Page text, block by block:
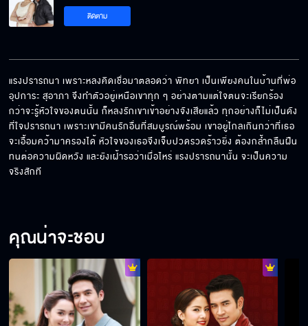
ติดตาม
แรงปรารถนา เพราะหลงคิดเชื่อมาตลอดว่า พิทยา เป็นเพียงคนในบ้านที่พ่อ
อุปการะ สุอาภา จึงทำตัวอยู่เหนือเขาทุก ๆ อย่างตามแต่ใจตนจะเรียกร้อง
กว่าจะรู้หัวใจของตนนั้น ก็หลงรักเขาเข้าอย่างจังเสียแล้ว ทุกอย่างก็ไม่เป็นดัง
ที่ใจปรารถนา เพราะเขามีคนรักอื่นที่สมบูรณ์พร้อม เขาอยู่ไกลเกินกว่าที่เธอ
จะเอื้อมคว้ามาครองได้ หัวใจของเธอจึงเจ็บปวดรวดร้าวยิ่ง ต้องกล้ำกลืนฝืน
ทนต่อความผิดหวัง และยังเฝ้ารอว่าเมื่อไหร่ แรงปรารถนานั้น จะเป็นความ
จริงสักที
คุณน่าจะชอบ